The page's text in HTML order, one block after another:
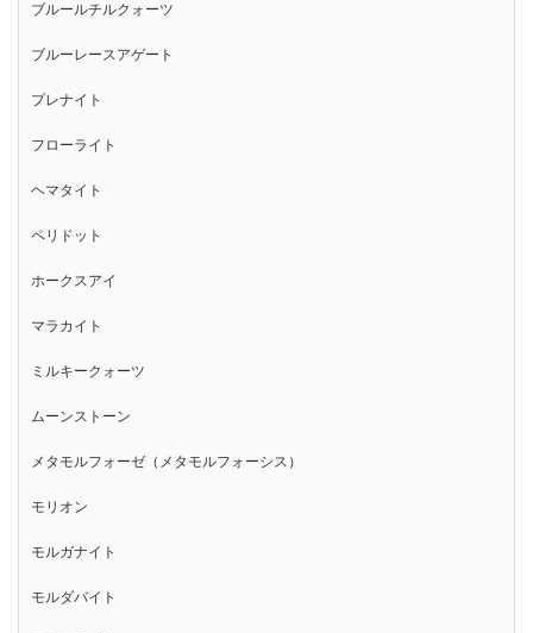
ブルールチルクォーツ
ブルーレースアゲート
プレナイト
フローライト
ヘマタイト
ペリドット
ホークスアイ
マラカイト
ミルキークォーツ
ムーンストーン
メタモルフォーゼ（メタモルフォーシス）
モリオン
モルガナイト
モルダバイト